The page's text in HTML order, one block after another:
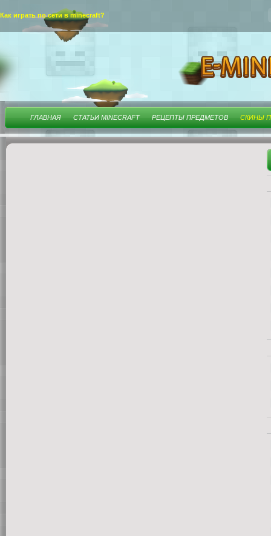
Как играть по сети в minecraft?
ГЛАВНАЯ СТАТЬИ MINECRAFT РЕЦЕПТЫ ПРЕДМЕТОВ СКИНЫ